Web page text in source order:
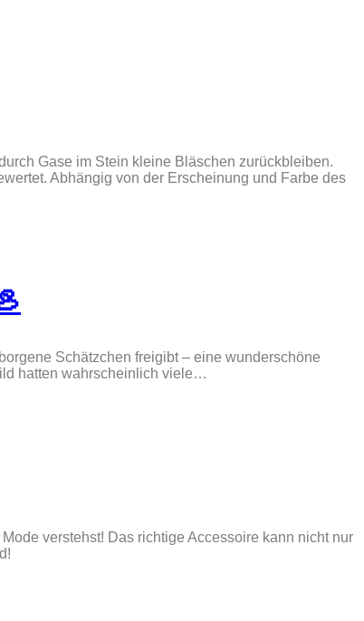
Gase im Stein kleine Bläschen zurückbleiben.
Abhängig von der Erscheinung und Farbe des
Schätzchen freigibt – eine wunderschöne
hatten wahrscheinlich viele…
verstehst! Das richtige Accessoire kann nicht nur